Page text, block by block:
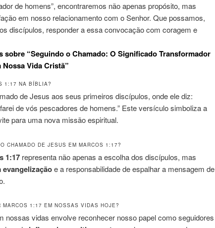
de homens”, encontraremos não apenas propósito, mas
em nosso relacionamento com o Senhor. Que possamos,
discípulos, responder a essa convocação com coragem e
sobre “Seguindo o Chamado: O Significado Transformador
Nossa Vida Cristã”
1:17 NA BÍBLIA?
de Jesus aos seus primeiros discípulos, onde ele diz:
de vós pescadores de homens.” Este versículo simboliza a
para uma nova missão espiritual.
CHAMADO DE JESUS EM MARCOS 1:17?
1:17representa não apenas a escolha dos discípulos, mas
evangelizaçãoe a responsabilidade de espalhar a mensagem de
MARCOS 1:17 EM NOSSAS VIDAS HOJE?
nossas vidas envolve reconhecer nosso papel como seguidores